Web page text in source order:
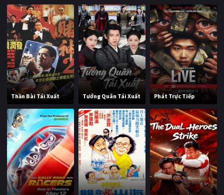
Thần Bài Tái Xuất Tướng Quân Tái Xuất Phát Trực Tiếp